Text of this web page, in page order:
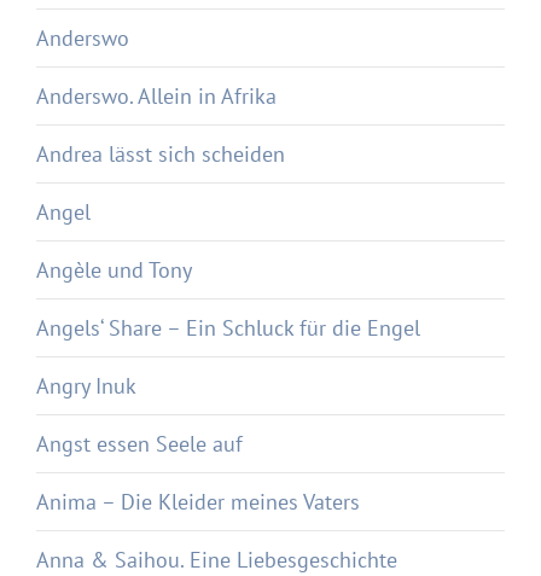
Anderswo
Anderswo. Allein in Afrika
Andrea lässt sich scheiden
Angel
Angèle und Tony
Angels‘ Share – Ein Schluck für die Engel
Angry Inuk
Angst essen Seele auf
Anima – Die Kleider meines Vaters
Anna & Saihou. Eine Liebesgeschichte